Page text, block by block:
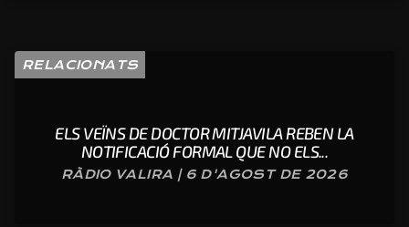
RELACIONATS
ELS VEÏNS DE DOCTOR MITJAVILA REBEN LA
NOTIFICACIÓ FORMAL QUE NO ELS...
RÀDIO VALIRA | 6 D'AGOST DE 2026